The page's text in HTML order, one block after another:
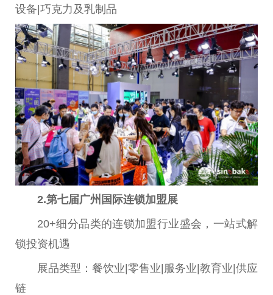
设备|巧克力及乳制品
2.第七届广州国际连锁加盟展
20+细分品类的连锁加盟行业盛会，一站式解
锁投资机遇
展品类型：餐饮业|零售业|服务业|教育业|供应
链